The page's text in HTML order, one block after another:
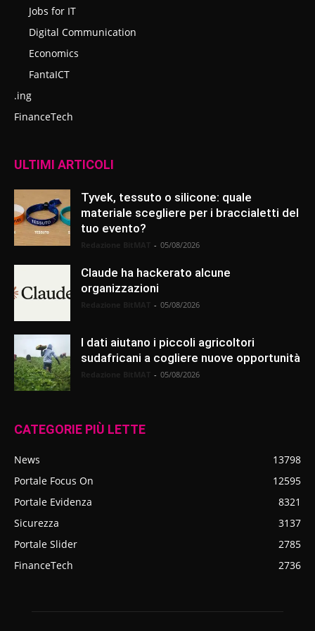
Jobs for IT
Digital Communication
Economics
FantaICT
.ing
FinanceTech
ULTIMI ARTICOLI
Tyvek, tessuto o silicone: quale
materiale scegliere per i braccialetti del
tuo evento?
- 05/08/2026
Claude ha hackerato alcune
organizzazioni
- 05/08/2026
I dati aiutano i piccoli agricoltori
sudafricani a cogliere nuove opportunità
- 05/08/2026
CATEGORIE PIÙ LETTE
News
13798
Portale Focus On
12595
Portale Evidenza
8321
Sicurezza
3137
Portale Slider
2785
FinanceTech
2736